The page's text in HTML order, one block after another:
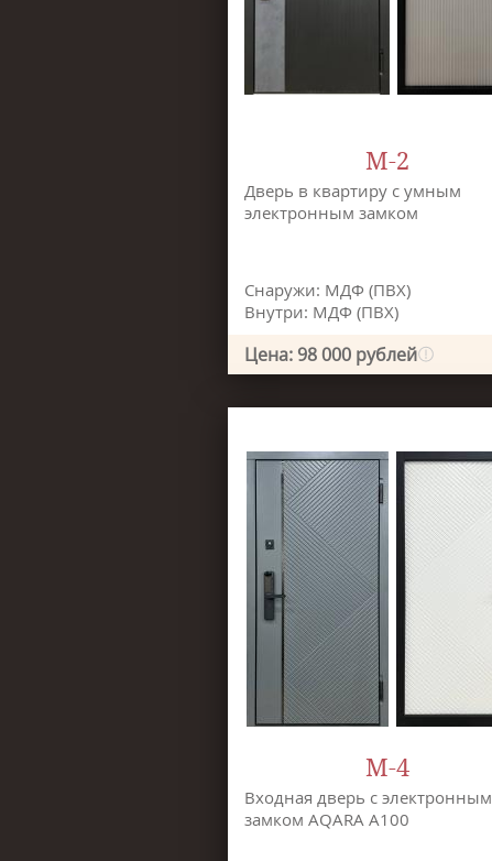
М-2
Дверь в квартиру с умным
электронным замком
Снаружи: МДФ (ПВХ)
Внутри: МДФ (ПВХ)
Цена: 98 000 рублей
М-4
Входная дверь с электронным
замком AQARA A100